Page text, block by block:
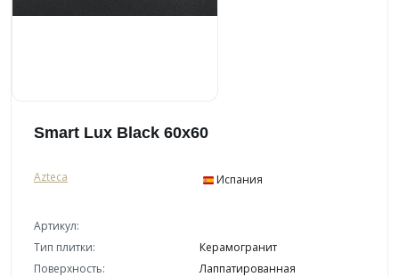
Smart Lux Black 60x60
Azteca Испания
Артикул:
Тип плитки:
Керамогранит
Поверхность:
Лаппатированная